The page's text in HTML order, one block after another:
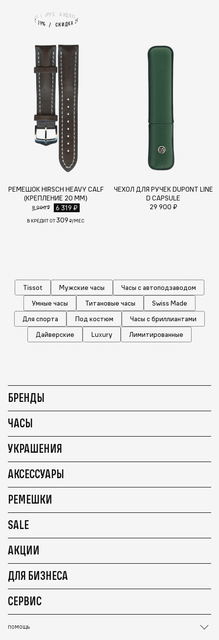
СКИДКА 29%
С
К
И
Д
К
А
2
9
%
/
С
К
ИА 29% /
РЕМЕШОК HIRSCH HEAVY CALF
(КРЕПЛЕНИЕ 20 ММ)
8 900 ₽ 6 319 ₽
В КРЕДИТ ОТ309 ₽/МЕС
ЧЕХОЛ ДЛЯ РУЧЕК DUPONT LINE
D CAPSULE
29 900 ₽
Tissot Мужские часы
Часы с автоподзаводом
Умные часы
Титановые часы
Swiss Made
Для спорта
Под костюм
Часы с бриллиантами
Дайверские
Luxury Лимитированные
БРЕНДЫ
ЧАСЫ
УКРАШЕНИЯ
АКСЕССУАРЫ
РЕМЕШКИ
SALE
АКЦИИ
ДЛЯ БИЗНЕСА
СЕРВИС
ПОМОЩЬ